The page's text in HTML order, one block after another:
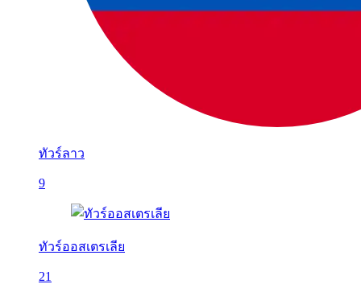
ทัวร์ลาว
9
ทัวร์ออสเตรเลีย
21